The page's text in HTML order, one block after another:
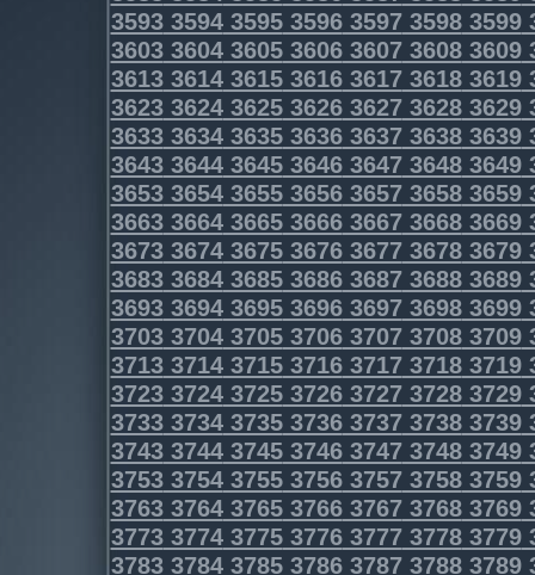
3593359435953596359735983599
3603360436053606360736083609
3613361436153616361736183619
3623362436253626362736283629
3633363436353636363736383639
3643364436453646364736483649
3653365436553656365736583659
3663366436653666366736683669
3673367436753676367736783679
3683368436853686368736883689
3693369436953696369736983699
3703370437053706370737083709
3713371437153716371737183719
3723372437253726372737283729
3733373437353736373737383739
3743374437453746374737483749
3753375437553756375737583759
3763376437653766376737683769
3773377437753776377737783779
3783378437853786378737883789